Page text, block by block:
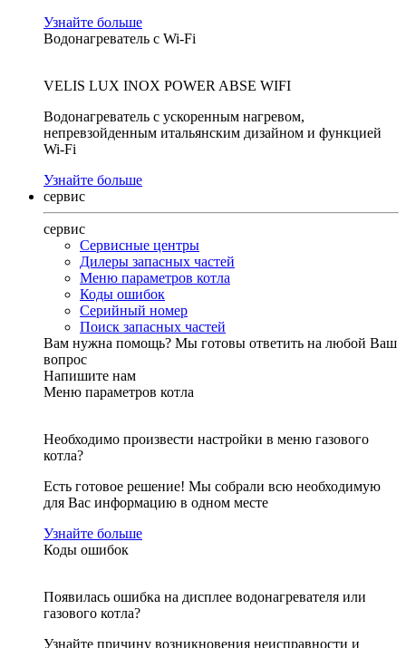
Узнайте больше
Водонагреватель с Wi-Fi
VELIS LUX INOX POWER ABSE WIFI
Водонагреватель с ускоренным нагревом,
непревзойденным итальянским дизайном и функцией
Wi-Fi
Узнайте больше
сервис
сервис
Сервисные центры
Дилеры запасных частей
Меню параметров котла
Коды ошибок
Серийный номер
Поиск запасных частей
Вам нужна помощь? Мы готовы ответить на любой Ваш
вопрос
Напишите нам
Меню параметров котла
Необходимо произвести настройки в меню газового
котла?
Есть готовое решение! Мы собрали всю необходимую
для Вас информацию в одном месте
Узнайте больше
Коды ошибок
Появилась ошибка на дисплее водонагревателя или
газового котла?
Узнайте причину возникновения неисправности и